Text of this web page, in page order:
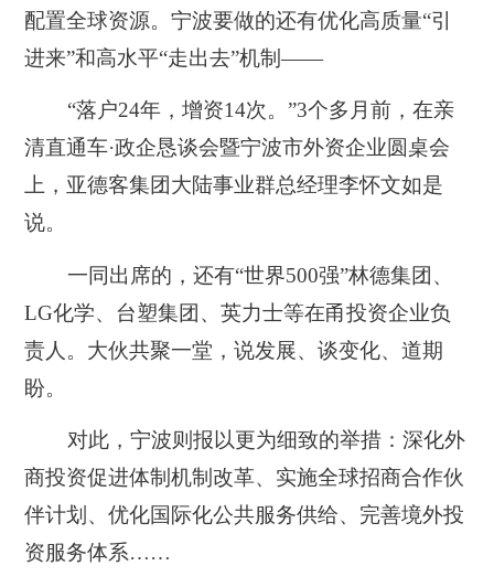
配置全球资源。宁波要做的还有优化高质量“引
进来”和高水平“走出去”机制——
“落户24年，增资14次。”3个多月前，在亲
清直通车·政企恳谈会暨宁波市外资企业圆桌会
上，亚德客集团大陆事业群总经理李怀文如是
说。
一同出席的，还有“世界500强”林德集团、
LG化学、台塑集团、英力士等在甬投资企业负
责人。大伙共聚一堂，说发展、谈变化、道期
盼。
对此，宁波则报以更为细致的举措：深化外
商投资促进体制机制改革、实施全球招商合作伙
伴计划、优化国际化公共服务供给、完善境外投
资服务体系……